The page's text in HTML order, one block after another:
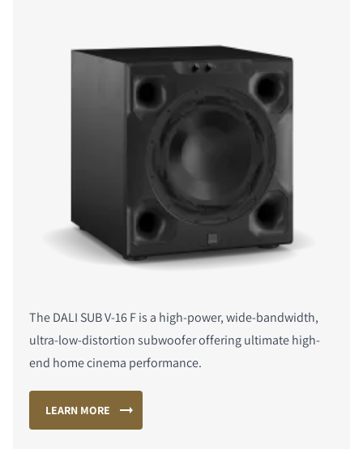
The DALI SUB V-16 F is a high-power, wide-bandwidth,
ultra-low-distortion subwoofer offering ultimate high-
end home cinema performance.
LEARN MORE